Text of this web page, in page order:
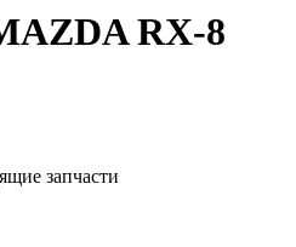
RX-8
запчасти